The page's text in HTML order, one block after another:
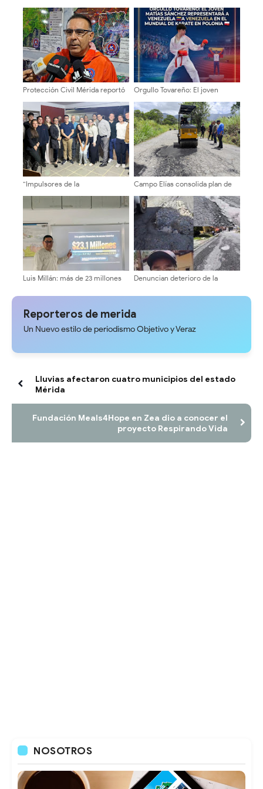
Protección Civil Mérida reportó
municipios
Orgullo Tovareño: El joven
Matías Sánchez representará a
Venezuela en el Mundial de
Karate en Polonia
“Impulsores de la
ULA sobre autonomía y
Campo Elías consolida plan de
Montañita
Luis Millán: más de 23 millones
sumida entre oscuridad y
Denuncian deterioro de la
tras trabajos de tuberías de
Reporteros de merida
Un Nuevo estilo de periodismo Objetivo y Veraz
Lluvias afectaron cuatro municipios del estado
Mérida
Fundación Meals4Hope en Zea dio a conocer el
proyecto Respirando Vida
NOSOTROS